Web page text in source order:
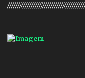
dos Santos Veículo: